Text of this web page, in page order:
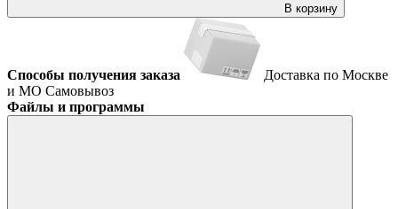
В корзину
Способы получения заказа
Доставка по Москве
и МО Самовывоз
Файлы и программы